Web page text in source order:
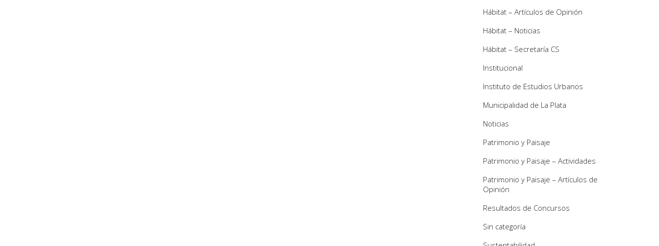
Hábitat – Artículos de Opinión
Hábitat – Noticias
Hábitat – Secretaría CS
Institucional
Instituto de Estudios Urbanos
Municipalidad de La Plata
Noticias
Patrimonio y Paisaje
Patrimonio y Paisaje – Actividades
Patrimonio y Paisaje – Artículos de
Opinión
Resultados de Concursos
Sin categoría